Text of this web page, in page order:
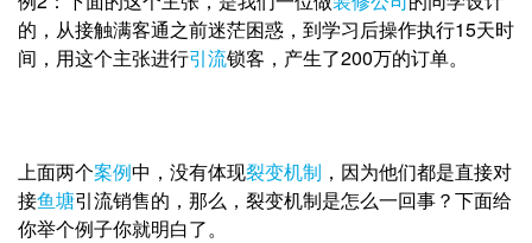
的，从接触满客通之前迷茫困惑，到学习后操作执行15天时
间，用这个主张进行引流锁客，产生了200万的订单。
上面两个案例中，没有体现裂变机制 ，因为他们都是直接对
接鱼塘引流销售的，那么，裂变机制是怎么一回事？下面给
你举个例子你就明白了。